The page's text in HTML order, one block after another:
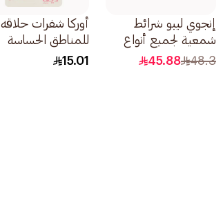
إنجوي ليبو شرائط
شمعية لجميع أنواع
البشرة 41قطعة
48.3
45.88
أوركا شفرات حلاقه
للمناطق الحساسة
5قطعة15.01